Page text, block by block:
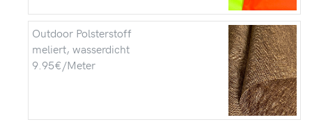
Outdoor Polsterstoff
meliert, wasserdicht
9.95€/Meter